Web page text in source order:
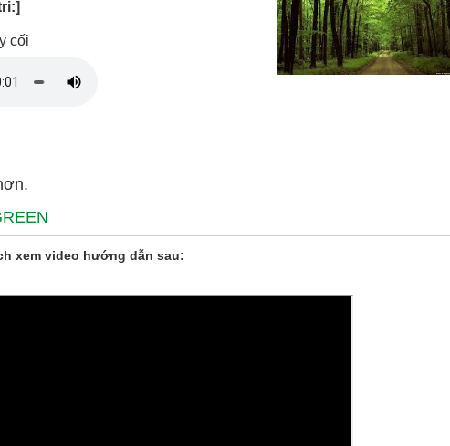
cối
xem video hướng dẫn sau: